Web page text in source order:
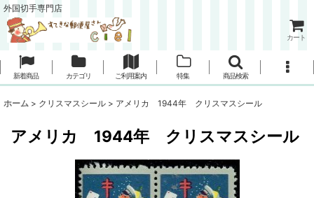
外国切手専門店
カート
新着商品 カテゴリ ご利用案内 特集 商品検索
ホーム > クリスマスシール > アメリカ 1944年 クリスマスシール
アメリカ 1944年 クリスマスシール